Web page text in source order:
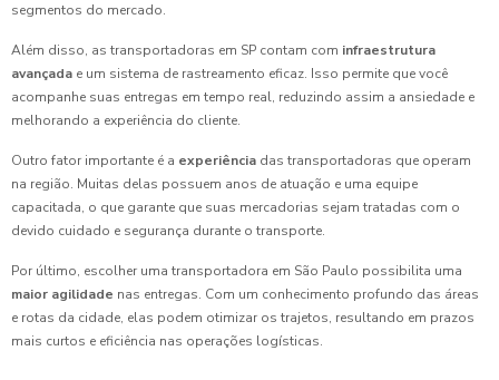
segmentos do mercado.
Além disso, as transportadoras em SP contam com infraestrutura
avançada e um sistema de rastreamento eficaz. Isso permite que você
acompanhe suas entregas em tempo real, reduzindo assim a ansiedade e
melhorando a experiência do cliente.
Outro fator importante é a experiência das transportadoras que operam
na região. Muitas delas possuem anos de atuação e uma equipe
capacitada, o que garante que suas mercadorias sejam tratadas com o
devido cuidado e segurança durante o transporte.
Por último, escolher uma transportadora em São Paulo possibilita uma
maior agilidade nas entregas. Com um conhecimento profundo das áreas
e rotas da cidade, elas podem otimizar os trajetos, resultando em prazos
mais curtos e eficiência nas operações logísticas.